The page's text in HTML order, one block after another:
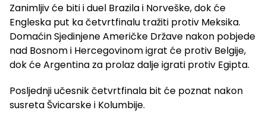
Zanimljiv će biti i duel Brazila i Norveške, dok će
Engleska put ka četvrtfinalu tražiti protiv Meksika.
Domaćin Sjedinjene Američke Države nakon pobjede
nad Bosnom i Hercegovinom igrat će protiv Belgije,
dok će Argentina za prolaz dalje igrati protiv Egipta.
Posljednji učesnik četvrtfinala bit će poznat nakon
susreta Švicarske i Kolumbije.